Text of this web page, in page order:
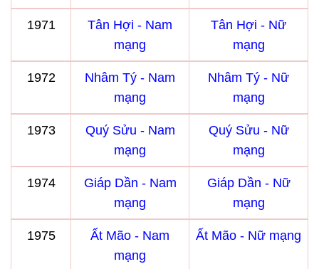
1971
Tân Hợi - Nam
mạng
Tân Hợi - Nữ
mạng
1972
Nhâm Tý - Nam
mạng
Nhâm Tý - Nữ
mạng
1973
Quý Sửu - Nam
mạng
Quý Sửu - Nữ
mạng
1974
Giáp Dần - Nam
mạng
Giáp Dần - Nữ
mạng
1975
Ất Mão - Nam
mạng
Ất Mão - Nữ mạng